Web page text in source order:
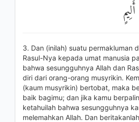
3. Dan (inilah) suatu permakluman
Rasul-Nya kepada umat manusia
bahwa sesungguhnya Allah dan
diri dari orang-orang musyrikin.
(kaum musyrikin) bertobat, maka
baik bagimu; dan jika kamu
ketahuilah bahwa sesungguhnya
melemahkan Allah. Dan